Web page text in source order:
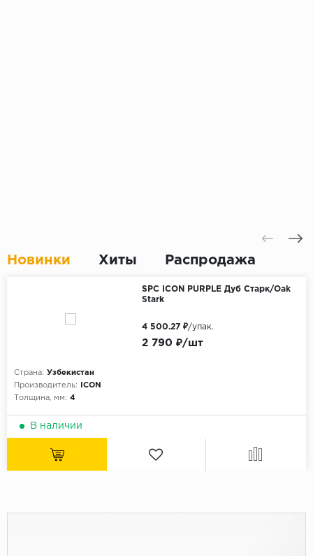
Новинки Хиты Распродажа
SPC ICON PURPLE Дуб Старк/Oak
Stark
Страна: Узбекистан
Производитель:
ICON
Толщина, мм: 4
2 790 ₽/шт
4 500.27 ₽/упак.
В наличии